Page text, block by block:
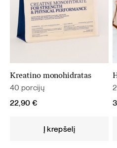
Kreatino monohidratas
40 porcijų
22,90 €
Į krepšelį